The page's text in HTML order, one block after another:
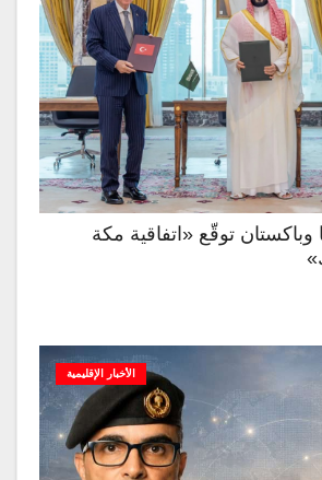
وباكستان توقّع «اتفاقية مكة
الأخبار الإقليمية